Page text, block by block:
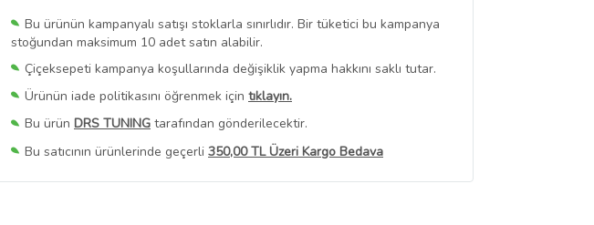
Bu ürünün kampanyalı satışı stoklarla sınırlıdır. Bir tüketici bu kampanya
stoğundan maksimum 10 adet satın alabilir.
Çiçeksepeti kampanya koşullarında değişiklik yapma hakkını saklı tutar.
Ürünün iade politikasını öğrenmek için tıklayın.
Bu ürün DRS TUNING tarafından gönderilecektir.
Bu satıcının ürünlerinde geçerli 350,00 TL Üzeri Kargo Bedava
Bu SatıcınınTüm Ürünlerini Görüntüle